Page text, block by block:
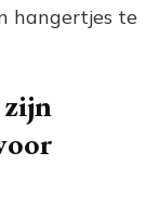
hangertjes te
zijn